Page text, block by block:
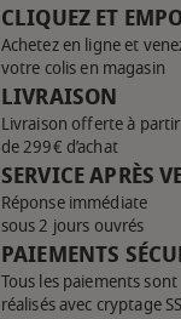
CLIQUEZ ET
Achetez en ligne et
votre colis en magasin
LIVRAISON
Livraison offerte à partir
de 299€ d’achat
SERVICE APRÈS
Réponse immédiate
sous 2 jours ouvrés
PAIEMENTS
Tous les paiements sont
réalisés avec cryptage